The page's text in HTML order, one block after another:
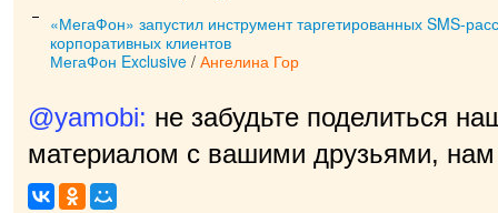
«МегаФон» запустил инструмент таргетированных SMS-
корпоративных клиентов
МегаФон Exclusive / Ангелина Гор
@yamobi: не забудьте поделиться
материалом с вашими друзьями, нам